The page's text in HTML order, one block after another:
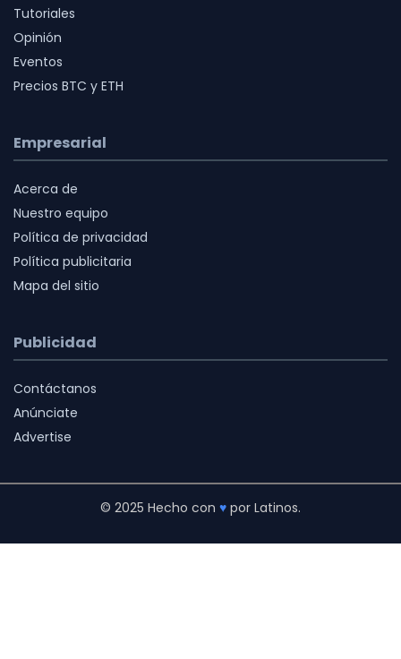
Tutoriales
Opinión
Eventos
Precios BTC y ETH
Empresarial
Acerca de
Nuestro equipo
Política de privacidad
Política publicitaria
Mapa del sitio
Publicidad
Contáctanos
Anúnciate
Advertise
© 2025 Hecho con ♥ por Latinos.